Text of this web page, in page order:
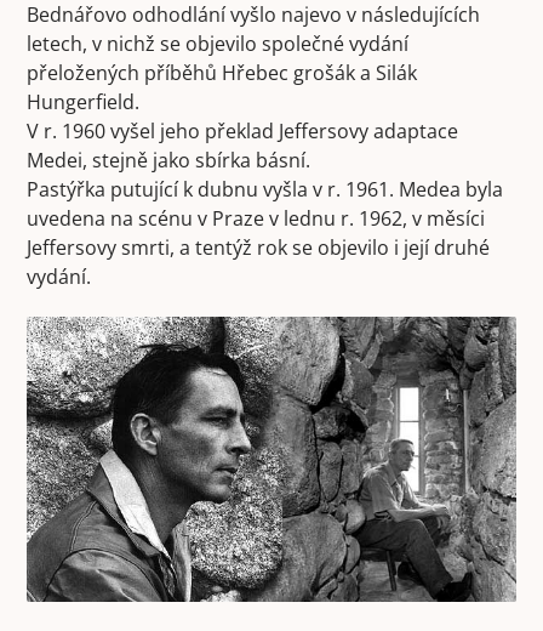
Bednářovo odhodlání vyšlo najevo v následujících
letech, v nichž se objevilo společné vydání
přeložených příběhů Hřebec grošák a Silák
Hungerfield.
V r. 1960 vyšel jeho překlad Jeffersovy adaptace
Medei, stejně jako sbírka básní.
Pastýřka putující k dubnu vyšla v r. 1961. Medea byla
uvedena na scénu v Praze v lednu r. 1962, v měsíci
Jeffersovy smrti, a tentýž rok se objevilo i její druhé
vydání.